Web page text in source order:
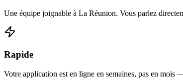
Une équipe joignable à La Réunion. Vous parlez
Rapide
Votre application est en ligne en semaines, pas en mois